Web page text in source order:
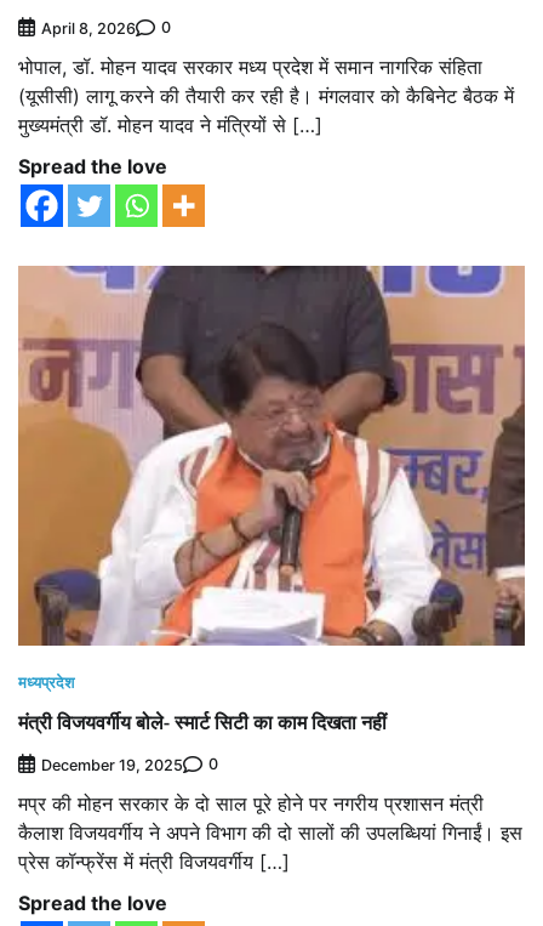
April 8, 2026 0
भोपाल, डॉ. मोहन यादव सरकार मध्य प्रदेश में समान नागरिक संहिता
(यूसीसी) लागू करने की तैयारी कर रही है। मंगलवार को कैबिनेट बैठक में
मुख्यमंत्री डॉ. मोहन यादव ने मंत्रियों से […]
Spread the love
मध्यप्रदेश
मंत्री विजयवर्गीय बोले- स्मार्ट सिटी का काम दिखता नहीं
December 19, 2025 0
मप्र की मोहन सरकार के दो साल पूरे होने पर नगरीय प्रशासन मंत्री
कैलाश विजयवर्गीय ने अपने विभाग की दो सालों की उपलब्धियां गिनाईं। इस
प्रेस कॉन्फ्रेंस में मंत्री विजयवर्गीय […]
Spread the love